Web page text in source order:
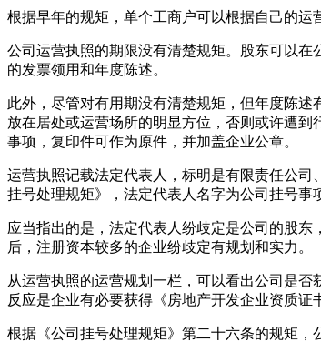
根据早年的规矩，单个工商户可以根据自己的运
公司运营执照的期限没有清楚规矩。股东可以在
的发票领用和年度陈述。
此外，尽管对有用期没有清楚规矩，但年度陈
放在居处或运营场所的明显方位，否则或许遭
事项，复印件可作为原件，并加盖企业公章。
运营执照记载法定代表人，标明是有限责任公
挂号处理规矩》，法定代表人名字为公司挂号事
应当指出的是，法定代表人纷歧定是公司的股
后，注册资本较多的企业纷歧定有规划和实力。
从运营执照的运营规划一栏，可以看出公司是
反应是企业有必要获得《房地产开发企业资质证
根据《公司挂号处理规矩》第二十六条的规矩